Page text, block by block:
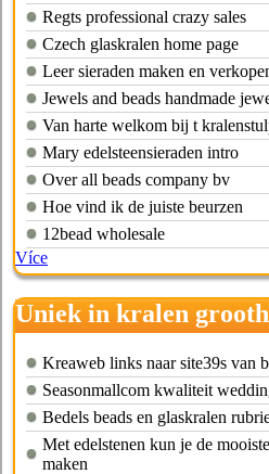
Regts professional crazy sales
Czech glaskralen home page
Leer sieraden maken en
Jewels and beads handmade
Van harte welkom bij t
Mary edelsteensieraden intro
Over all beads company bv
Hoe vind ik de juiste beurzen
12bead wholesale
Více
Uniek in kralen
Kreaweb links naar site39s van
Seasonmallcom kwaliteit
Bedels beads en glaskralen
Met edelstenen kun je de
maken